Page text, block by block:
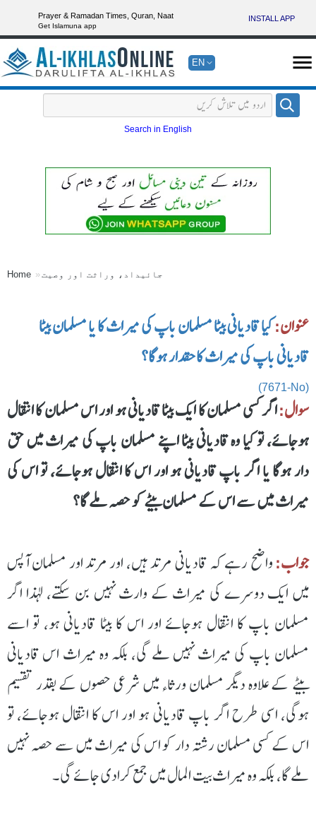
Prayer & Ramadan Times, Quran, Naat
Get Islamuna app
INSTALL APP
EN
Search in English
Home جائیداد، وراثت اور وصیت
عنوان:کیا قادیانی بیٹا مسلمان باپ کی میراث کا یا مسلمان بیٹا
قادیانی باپ کی میراث کا حقدار ہوگا؟
(7671-No)
سوال:اگر کسی مسلمان کا ایک بیٹا قادیانی ہو اور اس مسلمان کا انتقال
ہوجائے، تو کیا وہ قادیانی بیٹا اپنے مسلمان باپ کی میراث میں حق
دار ہوگا یا اگر باپ قادیانی ہو اور اس کا انتقال ہوجائے، تو اس کی
میراث میں سے اس کے مسلمان بیٹے کو حصہ ملے گا؟
جواب:واضح رہے کہ قادیانی مرتد ہیں، اور مرتد اور مسلمان آپس
میں ایک دوسرے کی میراث کے وارث نہیں بن سکتے، لہذا اگر
مسلمان باپ کا انتقال ہوجائے اور اس کا بیٹا قادیانی ہو، تو اسے
مسلمان باپ کی میراث نہیں ملے گی، بلکہ وہ میراث اس قادیانی
بیٹے کے علاوہ دیگر مسلمان ورثاء میں شرعی حصوں کے بقدر تقسیم
ہوگی، اسی طرح اگر باپ قادیانی ہو اور اس کا انتقال ہوجائے، تو
اس کے کسی مسلمان رشتہ دار کو اس کی میراث میں سے حصہ نہیں
ملے گا، بلکہ وہ میراث بیت المال میں جمع کرادی جائے گی۔